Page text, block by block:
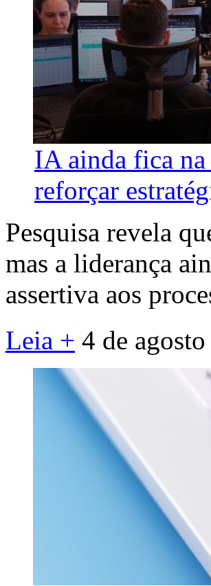
IA ainda fica na
reforçar
Pesquisa revela
mas a liderança
assertiva aos
Leia + 4 de